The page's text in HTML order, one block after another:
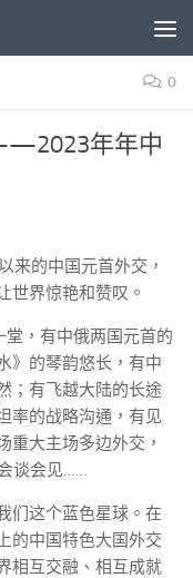
0
年年中
来的中国元首外交，
世界惊艳和赞叹。
堂，有中俄两国元首的
》的琴韵悠长，有中
；有飞越大陆的长途
率的战略沟通，有见
重大主场多边外交，
谈会见……
们这个蓝色星球。在
的中国特色大国外交
相互交融、相互成就